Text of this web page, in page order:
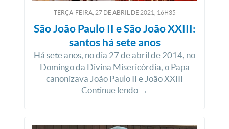
TERÇA-FEIRA, 27DEABRIL DE2021, 16H35
São João Paulo II e São João XXIII:
santos há sete anos
Há sete anos, no dia 27 de abril de 2014, no
Domingo da Divina Misericórdia, o Papa
canonizava João Paulo II e João XXIII
Continue lendo →